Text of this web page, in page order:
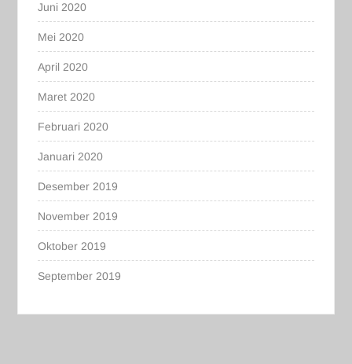
Juni 2020
Mei 2020
April 2020
Maret 2020
Februari 2020
Januari 2020
Desember 2019
November 2019
Oktober 2019
September 2019